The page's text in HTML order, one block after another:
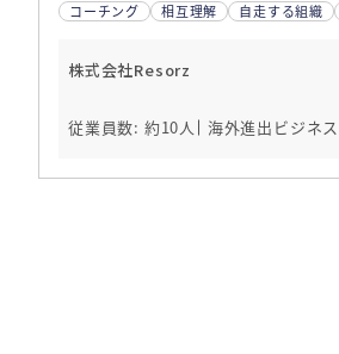
コーチング 相互理解 自走する組織
株式会社Resorz
従業員数: 約10人 海外進出ビジネ